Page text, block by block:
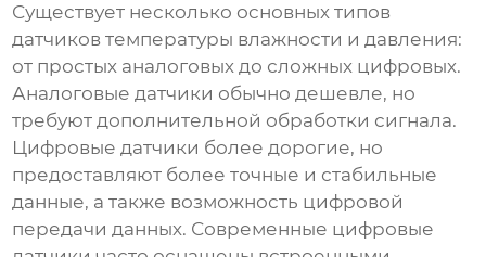
Существует несколько основных типов
датчиков температуры влажности и давления:
от простых аналоговых до сложных цифровых.
Аналоговыедатчики обычно дешевле, но
требуют дополнительной обработки сигнала.
Цифровыедатчики более дорогие, но
предоставляют более точные и стабильные
данные, а также возможность цифровой
передачи данных. Современные цифровые